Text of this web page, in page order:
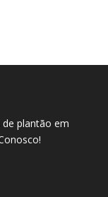
plantão em